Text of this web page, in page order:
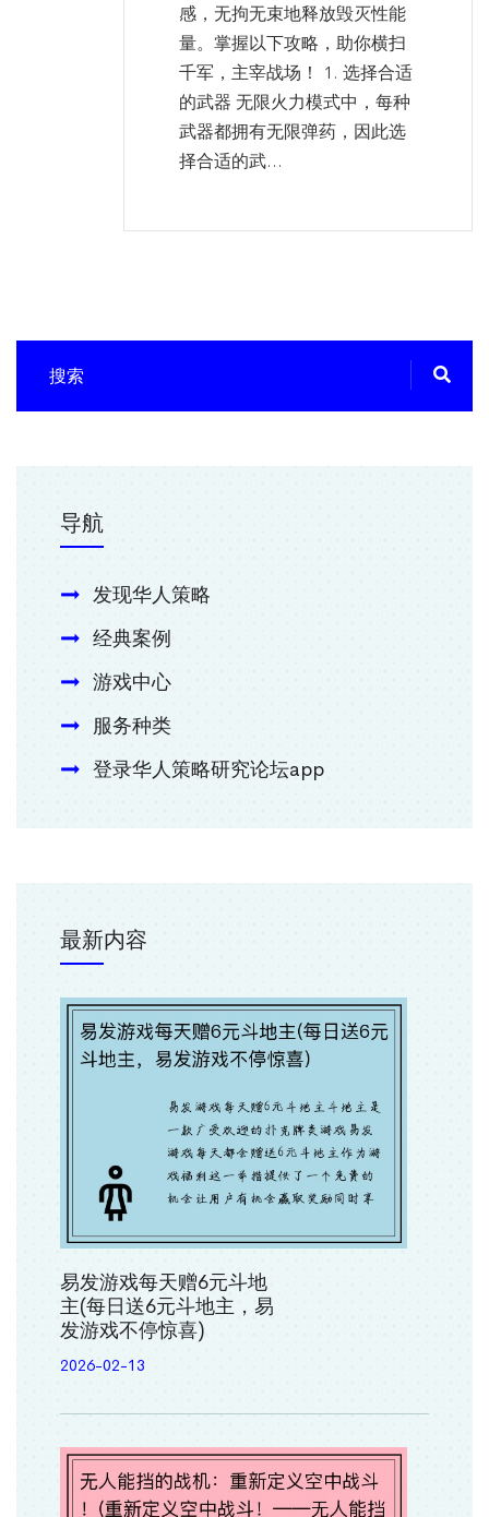
感，无拘无束地释放毁灭性能
量。掌握以下攻略，助你横扫
千军，主宰战场！ 1. 选择合适
的武器 无限火力模式中，每种
武器都拥有无限弹药，因此选
择合适的武...
导航
发现华人策略
经典案例
游戏中心
服务种类
登录华人策略研究论坛app
最新内容
易发游戏每天赠6元斗地
主(每日送6元斗地主，易
发游戏不停惊喜)
2026-02-13